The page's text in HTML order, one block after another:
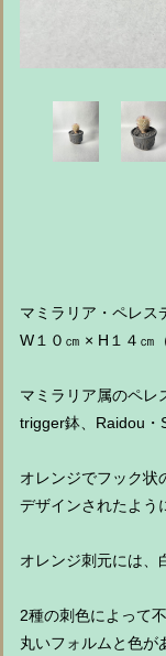
マミラリア・ペレス
W１０㎝ × H１４㎝
マミラリア属のペレ
trigger鉢、Raidou・
オレンジでフック状
デザインされたよう
オレンジ刺元には、
2種の刺色によって
丸いフォルムと色が